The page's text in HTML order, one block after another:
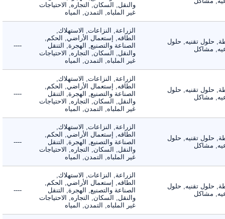
والنقل, السكان, التجاره, الاحتياجات
غير الملباه, التمدن, المياه
حلول تقنيه, حلول
مشاكل
الزراعة, النزاعات, الاستهلاك,
الطاقه, إستعمال الأراضي, الحكم,
الصناعة والتصنيع, الهجرة, التنقل
والنقل, السكان, التجاره, الاحتياجات
غير الملباه, التمدن, المياه
----
حلول تقنيه, حلول
مشاكل
الزراعة, النزاعات, الاستهلاك,
الطاقه, إستعمال الأراضي, الحكم,
الصناعة والتصنيع, الهجرة, التنقل
والنقل, السكان, التجاره, الاحتياجات
غير الملباه, التمدن, المياه
----
حلول تقنيه, حلول
مشاكل
الزراعة, النزاعات, الاستهلاك,
الطاقه, إستعمال الأراضي, الحكم,
الصناعة والتصنيع, الهجرة, التنقل
والنقل, السكان, التجاره, الاحتياجات
غير الملباه, التمدن, المياه
----
حلول تقنيه, حلول
مشاكل
الزراعة, النزاعات, الاستهلاك,
الطاقه, إستعمال الأراضي, الحكم,
الصناعة والتصنيع, الهجرة, التنقل
والنقل, السكان, التجاره, الاحتياجات
غير الملباه, التمدن, المياه
----